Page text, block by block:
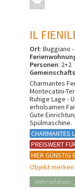
IL
Ort: Buggiano
Personen: 2+2
Charmantes
Montecatini-
Ruhige Lage -
erholsamen
Gute
Spülmaschine.
CHARMANTES
PREISWERT
HIER GÜNSTIG
Objekt merken
Mehr erfahren...